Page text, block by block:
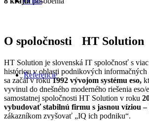
Referencie
O spoločnosti HT Solution
HT Solution je slovenská IT spoločnosť s
históriou v oblasti podnikových informačných
sa začal v roku1992 vývojom systému eso,
vyvinul do dnešného moderného riešenia eso/
samostatnej spoločnosti HT Solution v roku
vybudovať stabilnú firmu s jasnou víziou –
zákazníkom zvyšovať „IQ ich podniku“.